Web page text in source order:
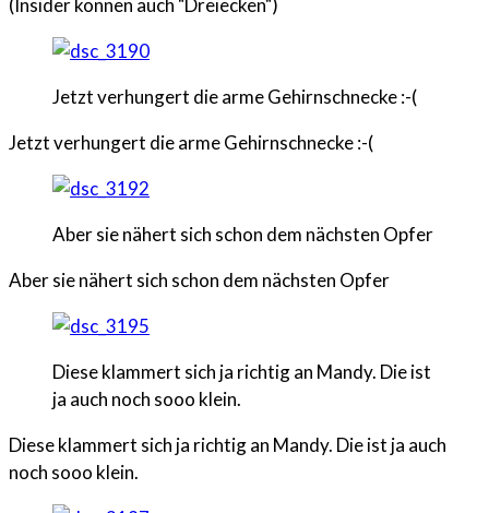
(Insider können auch "Dreiecken")
Jetzt verhungert die arme Gehirnschnecke :-(
Jetzt verhungert die arme Gehirnschnecke :-(
Aber sie nähert sich schon dem nächsten Opfer
Aber sie nähert sich schon dem nächsten Opfer
Diese klammert sich ja richtig an Mandy. Die ist
ja auch noch sooo klein.
Diese klammert sich ja richtig an Mandy. Die ist ja auch
noch sooo klein.